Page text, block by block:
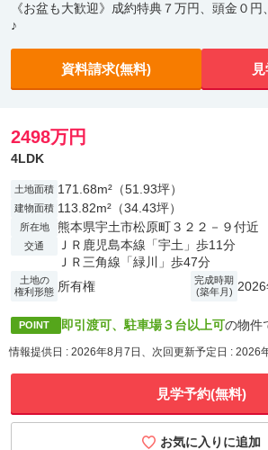
《お盆も大歓迎》成約特典７万円、頭金０
♪
資料請求(無料)
2498万円
4LDK
土地面積 171.68m²（51.93坪）
建物面積 113.82m²（34.43坪）
所在地 熊本県宇土市松原町３２２－９付近
交通
ＪＲ鹿児島本線「宇土」歩11分
ＪＲ三角線「緑川」歩47分
土地の
権利形態 所有権
完成時期
(築年月) 2026
POINT 即引渡可、駐車場３台以上可の物件
情報提供日 : 2026年8月7日、次回更新予定日 : 2026
見学予約(無料)
お気に入りに追加